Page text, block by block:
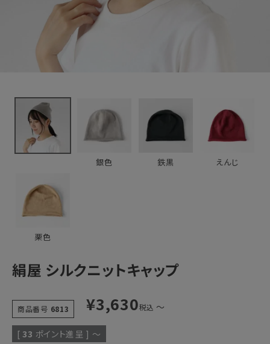
カテゴリーから探す
ギフトを探す
特集
読み物
ログアウト
銀色 鉄黒 えんじ
栗色
絹屋 シルクニットキャップ
商品番号 6813 ¥3,630税込 〜
[ 33 ポイント進呈 ] 〜